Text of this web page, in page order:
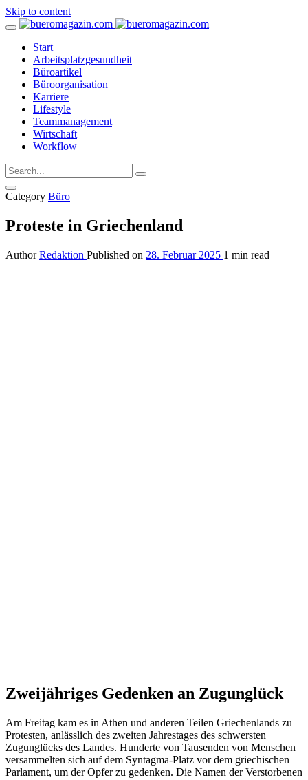
Skip to content
Start
Arbeitsplatzgesundheit
Büroartikel
Büroorganisation
Karriere
Lifestyle
Teammanagement
Wirtschaft
Workflow
Category Büro
Proteste in Griechenland
Author Redaktion Published on 28. Februar 2025 1 min read
Zweijähriges Gedenken an Zugunglück
Am Freitag kam es in Athen und anderen Teilen Griechenlands zu
Protesten, anlässlich des zweiten Jahrestages des schwersten
Zugunglücks des Landes. Hunderte von Tausenden von Menschen
versammelten sich auf dem Syntagma-Platz vor dem griechischen
Parlament, um der Opfer zu gedenken. Die Namen der Verstorbenen